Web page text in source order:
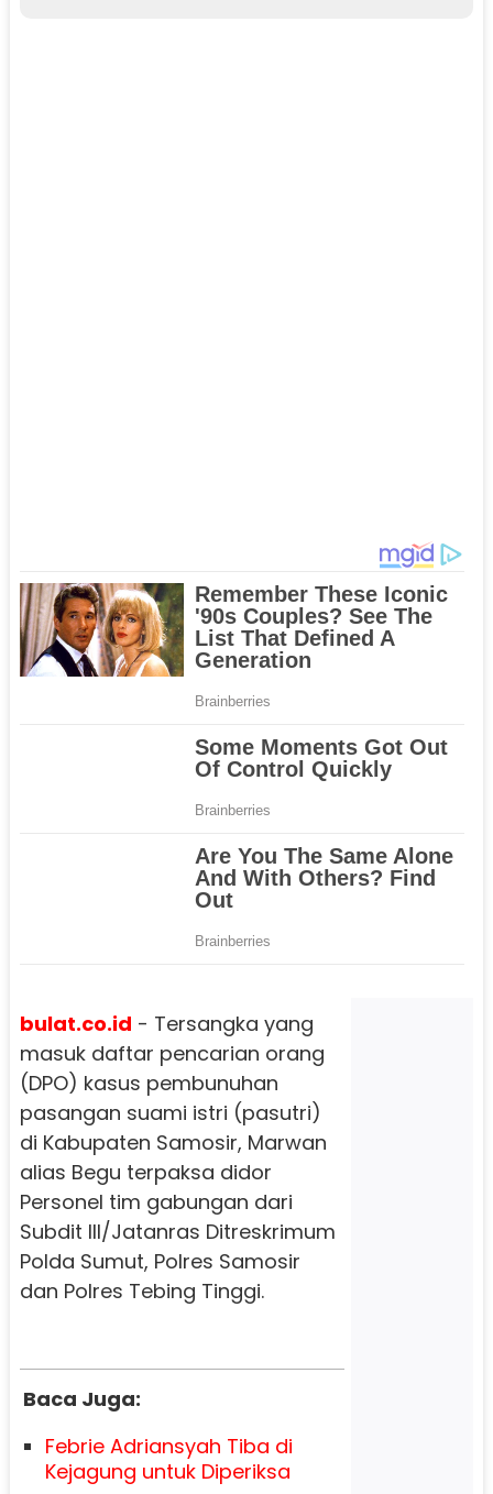
bulat.co.id - Tersangka yang
masuk daftar pencarian orang
(DPO) kasus pembunuhan
pasangan suami istri (pasutri)
di Kabupaten Samosir, Marwan
alias Begu terpaksa didor
Personel tim gabungan dari
Subdit III/Jatanras Ditreskrimum
Polda Sumut, Polres Samosir
dan Polres Tebing Tinggi.
Baca Juga:
Febrie Adriansyah Tiba di
Kejagung untuk Diperiksa